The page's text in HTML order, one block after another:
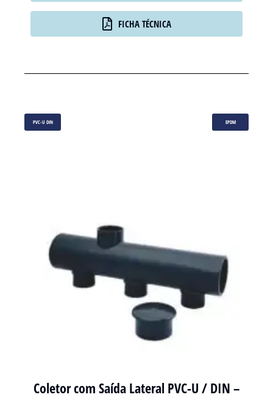
FICHA TÉCNICA
PVC-U DIN EPDM
Coletor com Saída Lateral PVC-U / DIN –